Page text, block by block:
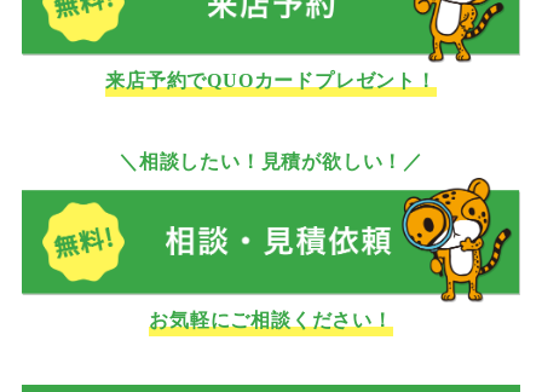
来店予約でQUOカードプレゼント！
＼相談したい！見積が欲しい！／
お気軽にご相談ください！